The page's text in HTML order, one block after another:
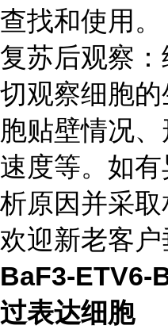
查找和使用。
复苏后观察
切观察细胞
胞贴壁情况
速度等。如
析原因并采取
欢迎新老客户
BaF3-ETV6-
过表达细胞